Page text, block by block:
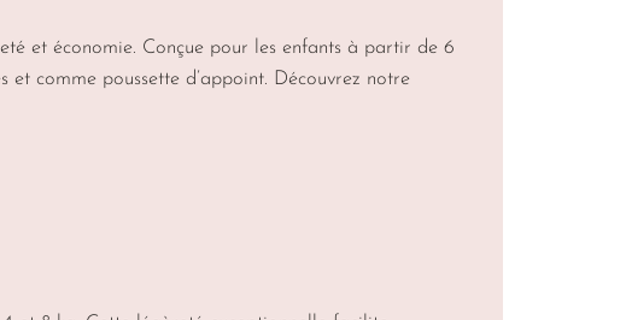
et économie. Conçue pour les enfants à partir de 6
et comme poussette d’appoint. Découvrez notre